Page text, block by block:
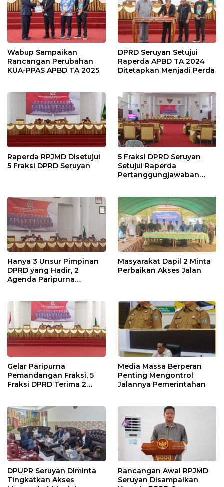
Wabup Sampaikan
Rancangan Perubahan
KUA-PPAS APBD TA 2025
DPRD Seruyan Setujui
Raperda APBD TA 2024
Ditetapkan Menjadi Perda
Raperda RPJMD Disetujui
5 Fraksi DPRD Seruyan
5 Fraksi DPRD Seruyan
Setujui Raperda
Pertanggungjawaban
Hanya 3 Unsur Pimpinan
DPRD yang Hadir, 2
Agenda Paripurna
Masyarakat Dapil 2 Minta
Perbaikan Akses Jalan
Gelar Paripurna
Pemandangan Fraksi, 5
Fraksi DPRD Terima 2
Media Massa Berperan
Penting Mengontrol
Jalannya Pemerintahan
DPUPR Seruyan Diminta
Tingkatkan Akses
Rancangan Awal RPJMD
Seruyan Disampaikan